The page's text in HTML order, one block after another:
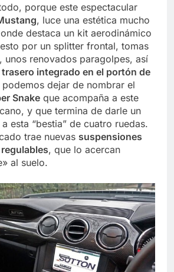
porque este espectacular
, luce una estética mucho
destaca un kit aerodinámico
por un splitter frontal, tomas
unos renovados paragolpes, así
integrado en el portón de
dejar de nombrar el
Snake que acompaña a este
y que termina de darle un
esta “bestia” de cuatro ruedas.
trae nuevas suspensiones
, que lo acercan
al suelo.